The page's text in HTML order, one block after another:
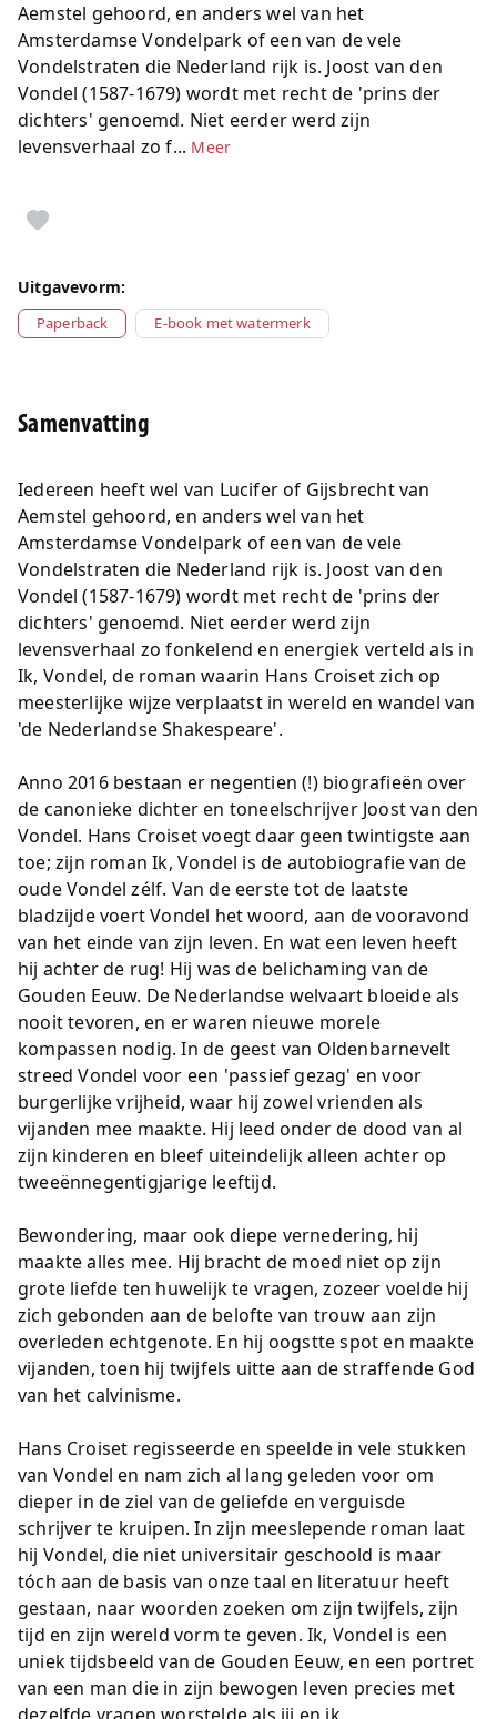
Aemstel gehoord, en anders wel van het
Amsterdamse Vondelpark of een van de vele
Vondelstraten die Nederland rijk is. Joost van den
Vondel (1587-1679) wordt met recht de 'prins der
dichters' genoemd. Niet eerder werd zijn
levensverhaal zo f... Meer
Uitgavevorm:
Paperback E-book met watermerk
Samenvatting
Iedereen heeft wel van Lucifer of Gijsbrecht van
Aemstel gehoord, en anders wel van het
Amsterdamse Vondelpark of een van de vele
Vondelstraten die Nederland rijk is. Joost van den
Vondel (1587-1679) wordt met recht de 'prins der
dichters' genoemd. Niet eerder werd zijn
levensverhaal zo fonkelend en energiek verteld als in
Ik, Vondel, de roman waarin Hans Croiset zich op
meesterlijke wijze verplaatst in wereld en wandel van
'de Nederlandse Shakespeare'.
Anno 2016 bestaan er negentien (!) biografieën over
de canonieke dichter en toneelschrijver Joost van den
Vondel. Hans Croiset voegt daar geen twintigste aan
toe; zijn roman Ik, Vondel is de autobiografie van de
oude Vondel zélf. Van de eerste tot de laatste
bladzijde voert Vondel het woord, aan de vooravond
van het einde van zijn leven. En wat een leven heeft
hij achter de rug! Hij was de belichaming van de
Gouden Eeuw. De Nederlandse welvaart bloeide als
nooit tevoren, en er waren nieuwe morele
kompassen nodig. In de geest van Oldenbarnevelt
streed Vondel voor een 'passief gezag' en voor
burgerlijke vrijheid, waar hij zowel vrienden als
vijanden mee maakte. Hij leed onder de dood van al
zijn kinderen en bleef uiteindelijk alleen achter op
tweeënnegentigjarige leeftijd.
Bewondering, maar ook diepe vernedering, hij
maakte alles mee. Hij bracht de moed niet op zijn
grote liefde ten huwelijk te vragen, zozeer voelde hij
zich gebonden aan de belofte van trouw aan zijn
overleden echtgenote. En hij oogstte spot en maakte
vijanden, toen hij twijfels uitte aan de straffende God
van het calvinisme.
Hans Croiset regisseerde en speelde in vele stukken
van Vondel en nam zich al lang geleden voor om
dieper in de ziel van de geliefde en verguisde
schrijver te kruipen. In zijn meeslepende roman laat
hij Vondel, die niet universitair geschoold is maar
tóch aan de basis van onze taal en literatuur heeft
gestaan, naar woorden zoeken om zijn twijfels, zijn
tijd en zijn wereld vorm te geven. Ik, Vondel is een
uniek tijdsbeeld van de Gouden Eeuw, en een portret
van een man die in zijn bewogen leven precies met